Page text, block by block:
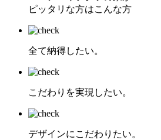
ピッタリな方はこんな方
全て納得したい。
こだわりを実現したい。
デザインにこだわりたい。